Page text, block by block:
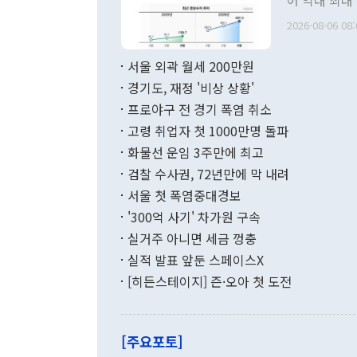
관의 무리한
다. [정동영 통일부 장관이 지난달 23일 오후 서울 종로구 정부서울청사에
무너졌다고
함께 4자 대
"우리의 선
관은 업무
료=한국은행] 한국은행이 6일 발표한 '2026년 6월 국제수지(잠정)'
며 월간 기
196.9% 급
수출은
기록했지만
로 전환됐다.
는 배당수입
2026-08-06
서울 외곽 월세 200만원
경기도, 재정 '비상 상황'
프로야구 전 경기 폭염 취소
고령 취업자 첫 1000만명 돌파
화물선 운임 3주만에 최고
검찰 수사권, 72년만에 막 내려
서울 첫 폭염중대경보
'300억 사기' 차가원 구속
실거주 아니면 세금 껑충
실적 발표 앞둔 스페이스X
[히든스테이지] 즌·오아 첫 도전
[주요포토]